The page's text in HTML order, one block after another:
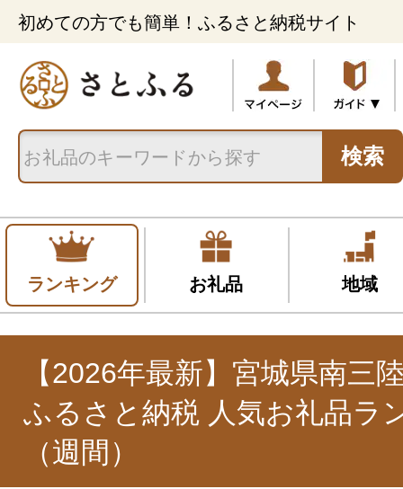
初めての方でも簡単！ふるさと納税サイト
検索
ランキング お礼品 地域
【2026年最新】宮城県南三
ふるさと納税 人気お礼品ラ
（週間）